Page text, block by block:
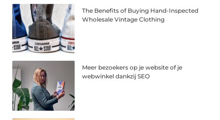
The Benefits of Buying Hand-Inspected
Wholesale Vintage Clothing
Meer bezoekers op je website of je
webwinkel dankzij SEO